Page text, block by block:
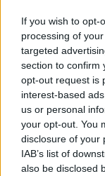
If you wish to opt-
processing of
targeted
section to confirm
opt-out request is
interest-based
us or personal
your opt-out. You
disclosure of your
IAB’s list of
also be disclosed
Ευέλικτη